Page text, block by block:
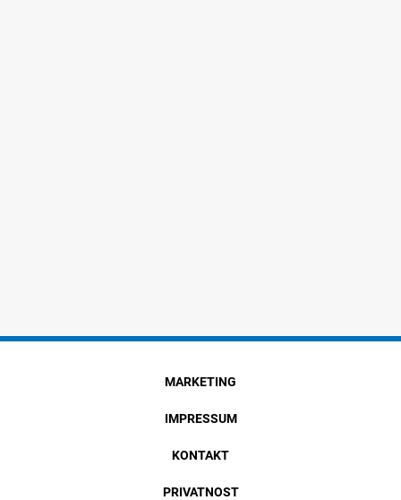
MARKETING
IMPRESSUM
KONTAKT
PRIVATNOST